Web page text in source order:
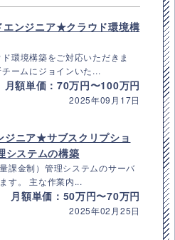
エンジニア★クラウド環境構
環境構築をご対応いただきま
ームにジョインいた...
月額単価：70万円〜100万円
2025年09月17日
ジニア★サブスクリプショ
システムの構築
課金制）管理システムのサーバ
す。 主な作業内...
月額単価：50万円〜70万円
2025年02月25日